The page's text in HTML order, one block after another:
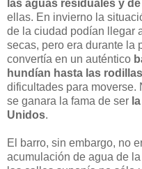
las aguas residuales y
ellas. En invierno la
de la ciudad podían llegar
secas, pero era durante la
convertía en un auténtico
hundían hasta las rodillas
dificultades para moverse.
se ganara la fama de ser
Unidos.
El barro, sin embargo, no
acumulación de agua de